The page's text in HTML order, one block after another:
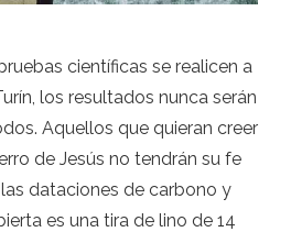
científicas se realicen a
los resultados nunca serán
Aquellos que quieran creer
de Jesús no tendrán su fe
dataciones de carbono y
es una tira de lino de 14